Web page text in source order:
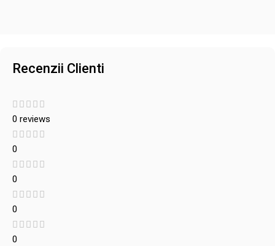
Recenzii Clienti
0 reviews
0
0
0
0